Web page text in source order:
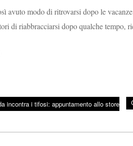
avuto modo di ritrovarsi dopo le
di riabbracciarsi dopo qualche tempo,
incontra i tifosi: appuntamento allo store